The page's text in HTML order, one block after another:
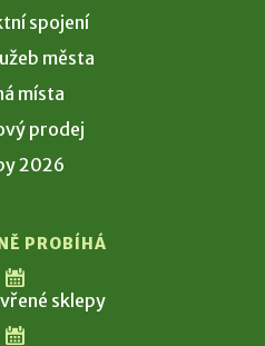
spojení
města
místa
prodej
2026
PROBÍHÁ
sklepy